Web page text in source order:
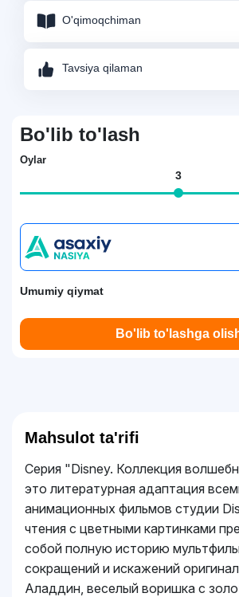
O'qimoqchiman
Tavsiya qilaman
Bo'lib to'lash
Oylar
3
Umumiy qiymat
Bo'lib to'lashga
Mahsulot ta'rifi
Серия "Disney. Коллекция
это литературная адаптация
анимационных фильмов студии
чтения с цветными картинками
собой полную историю
сокращений и искажений
Аладдин, веселый воришка с